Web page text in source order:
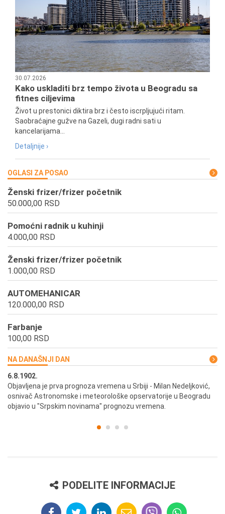
30.07.2026
Kako uskladiti brz tempo života u Beogradu sa
fitnes ciljevima
Život u prestonici diktira brz i često iscrpljujući ritam.
Saobraćajne gužve na Gazeli, dugi radni sati u
kancelarijama...
Detaljnije ›
OGLASI ZA POSAO
Ženski frizer/frizer početnik
50.000,00 RSD
Pomoćni radnik u kuhinji
4.000,00 RSD
Ženski frizer/frizer početnik
1.000,00 RSD
AUTOMEHANICAR
120.000,00 RSD
Farbanje
100,00 RSD
NA DANAŠNJI DAN
6.8.1902.
Objavljena je prva prognoza vremena u Srbiji - Milan Nedeljković,
osnivač Astronomske i meteorološke opservatorije u Beogradu
objavio u "Srpskim novinama" prognozu vremena.
PODELITE INFORMACIJE